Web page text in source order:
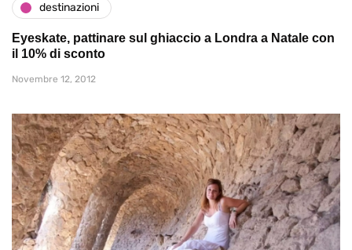
destinazioni
Eyeskate, pattinare sul ghiaccio a Londra a Natale con
il 10% di sconto
Novembre 12, 2012